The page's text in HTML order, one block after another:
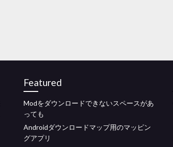
Featured
Modをダウンロードできないスペースがあ
っても
Androidダウンロードマップ用のマッピン
グアプリ